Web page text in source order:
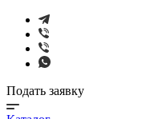
Подать заявку